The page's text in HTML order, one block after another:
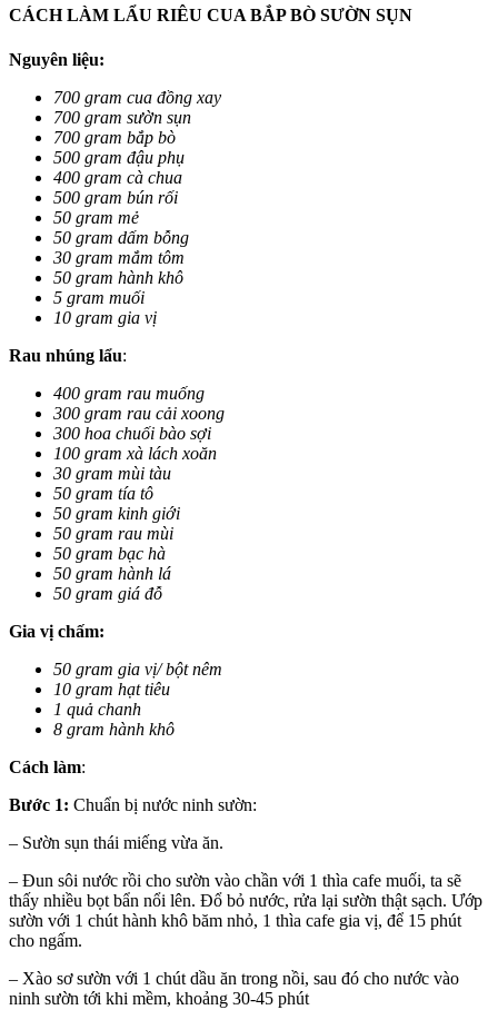
CÁCH LÀM LẨU RIÊU CUA BẮP BÒ SƯỜN SỤN
Nguyên liệu:
700 gram cua đồng xay
700 gram sườn sụn
700 gram bắp bò
500 gram đậu phụ
400 gram cà chua
500 gram bún rối
50 gram mẻ
50 gram dấm bỗng
30 gram mắm tôm
50 gram hành khô
5 gram muối
10 gram gia vị
Rau nhúng lẩu:
400 gram rau muống
300 gram rau cải xoong
300 hoa chuối bào sợi
100 gram xà lách xoăn
30 gram mùi tàu
50 gram tía tô
50 gram kinh giới
50 gram rau mùi
50 gram bạc hà
50 gram hành lá
50 gram giá đỗ
Gia vị chấm:
50 gram gia vị/ bột nêm
10 gram hạt tiêu
1 quả chanh
8 gram hành khô
Cách làm:
Bước 1: Chuẩn bị nước ninh sườn:
– Sườn sụn thái miếng vừa ăn.
– Đun sôi nước rồi cho sườn vào chần với 1 thìa cafe muối, ta sẽ
thấy nhiều bọt bẩn nổi lên. Đổ bỏ nước, rửa lại sườn thật sạch. Ướp
sườn với 1 chút hành khô băm nhỏ, 1 thìa cafe gia vị, để 15 phút
cho ngấm.
– Xào sơ sườn với 1 chút dầu ăn trong nồi, sau đó cho nước vào
ninh sườn tới khi mềm, khoảng 30-45 phút